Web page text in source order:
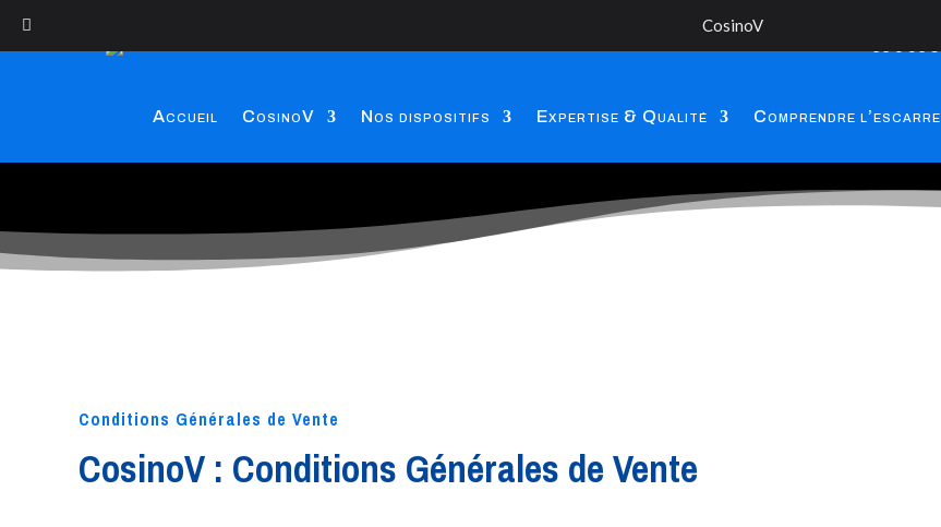
CosinoV
Accueil CosinoV Nos dispositifs Expertise & Qualité Comprendre l’escarre
Conditions Générales de Vente
CosinoV : Conditions Générales de Vente